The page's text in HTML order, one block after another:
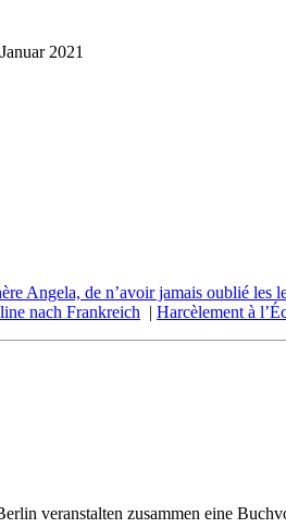
2021
Angela, de n’avoir jamais oublié les
nach Frankreich | Harcèlement à
veranstalten zusammen eine